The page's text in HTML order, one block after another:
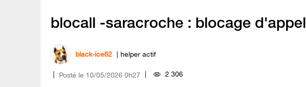
blocall -saracroche : blocage d'appel
black-ice82 helper actif
Posté le ‎10/05/2026 0h27 2 306